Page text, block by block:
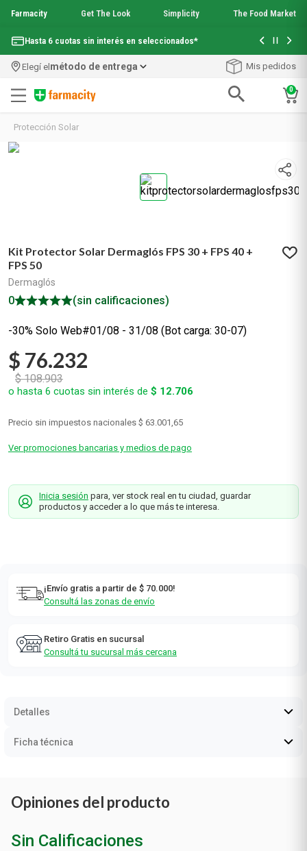
Farmacity Get The Look Simplicity The Food Market
Hasta 6 cuotas sin interés en seleccionados*
Con tu
¡Envío
Elegí elmétodo de entrega Mis pedidos
0
Protección Solar
Kit Protector Solar Dermaglós FPS 30 + FPS 40 +
FPS 50
Dermaglós
0 (sin calificaciones)
-30% Solo Web#01/08 - 31/08 (Bot carga: 30-07)
$ 76.232
$ 108.903
o hasta 6 cuotas sin interés de $ 12.706
Precio sin impuestos nacionales $ 63.001,65
Ver promociones bancarias y medios de pago
Inicia sesión para, ver stock real en tu ciudad, guardar
productos y acceder a lo que más te interesa.
¡Envío gratis a partir de $ 70.000!
Consultá las zonas de envío
Retiro Gratis en sucursal
Consultá tu sucursal más cercana
Detalles
Ficha técnica
Opiniones del producto
Sin Calificaciones
2.
8.get the look
9. nyx
10.serum elvive